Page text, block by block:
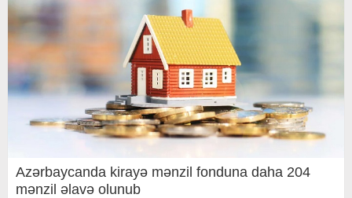
Azərbaycanda kirayə mənzil fonduna daha 204
mənzil əlavə olunub